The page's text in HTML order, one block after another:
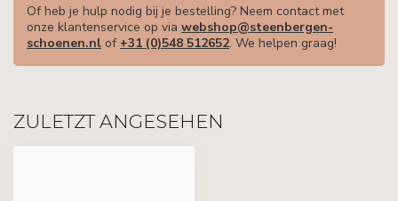
Of heb je hulp nodig bij je bestelling? Neem contact met
onze klantenservice op via webshop@steenbergen-
schoenen.nl of +31 (0)548 512652. We helpen graag!
ZULETZT ANGESEHEN